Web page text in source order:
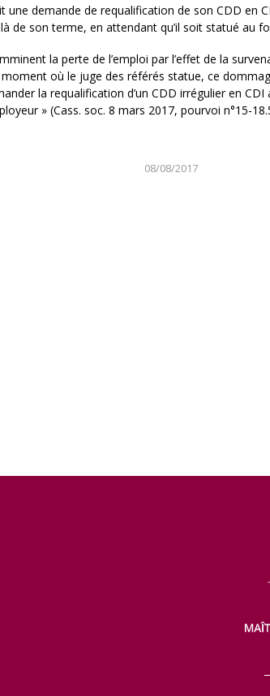
une demande de requalification de son CDD en
de son terme, en attendant qu’il soit statué au
la perte de l’emploi par l’effet de la
où le juge des référés statue, ce
la requalification d’un CDD irrégulier en
» (Cass. soc. 8 mars 2017, pourvoi n°15-
08/08/2017